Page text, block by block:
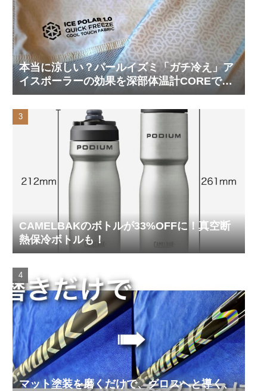
本当に涼しい？パールイズミ「ガチ冷え」ア
イスポーラーの効果を深部体温計COREで測
ってみた
CAMELBAKのボトルが33%OFFに！真空断
熱保冷ボトルも！
マット塗装を磨くだけで、グロスへと導く、